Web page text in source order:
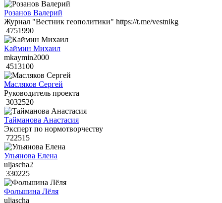
Розанов Валерий
Журнал "Вестник геополитики" https://t.me/vestnikg
4751990
Каймин Михаил
mkaymin2000
4513100
Масляков Сергей
Руководитель проекта
3032520
Тайманова Анастасия
Эксперт по нормотворчеству
722515
Ульянова Елена
uljascha2
330225
Фольшина Лёля
uljascha